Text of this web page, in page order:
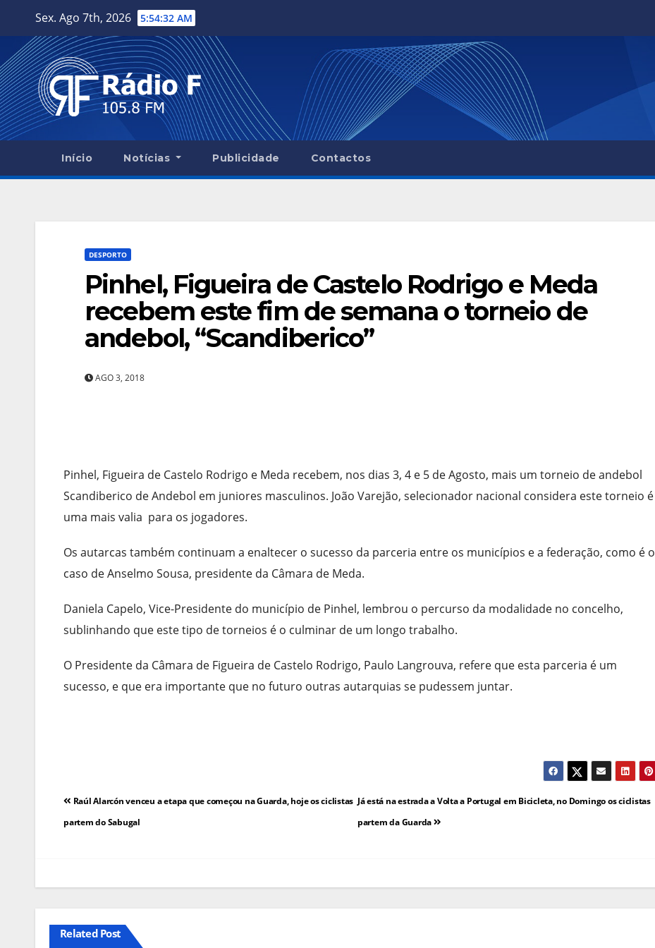
content
Sex. Ago 7th, 2026 5:54:33 AM
Início Notícias Publicidade Contactos
DESPORTO
Pinhel, Figueira de Castelo Rodrigo e Meda
recebem este fim de semana o torneio de
andebol, “Scandiberico”
AGO 3, 2018
Pinhel, Figueira de Castelo Rodrigo e Meda recebem, nos dias 3, 4 e 5 de Agosto, mais um torneio de andebol
Scandiberico de Andebol em juniores masculinos. João Varejão, selecionador nacional considera este torneio é
uma mais valia para os jogadores.
Os autarcas também continuam a enaltecer o sucesso da parceria entre os municípios e a federação, como é o
caso de Anselmo Sousa, presidente da Câmara de Meda.
Daniela Capelo, Vice-Presidente do município de Pinhel, lembrou o percurso da modalidade no concelho,
sublinhando que este tipo de torneios é o culminar de um longo trabalho.
O Presidente da Câmara de Figueira de Castelo Rodrigo, Paulo Langrouva, refere que esta parceria é um
sucesso, e que era importante que no futuro outras autarquias se pudessem juntar.
Navegação
de
Já está na estrada a Volta a Portugal em Bicicleta, no Domingo os ciclistas
partem da Guarda
Raúl Alarcón venceu a etapa que começou na Guarda, hoje os ciclistas
partem do Sabugal
Related Post